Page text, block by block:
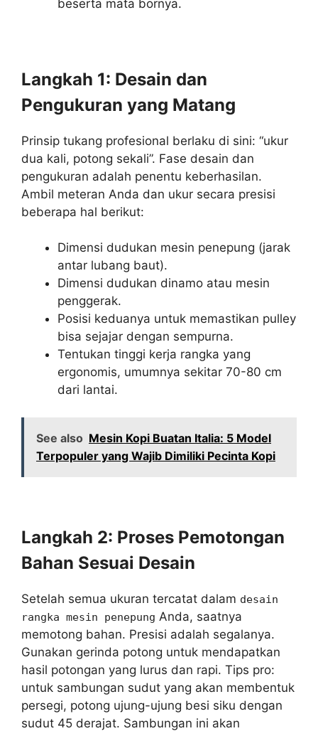
beserta mata bornya.
Langkah 1: Desain dan
Pengukuran yang Matang
Prinsip tukang profesional berlaku di sini: “ukur
dua kali, potong sekali”. Fase desain dan
pengukuran adalah penentu keberhasilan.
Ambil meteran Anda dan ukur secara presisi
beberapa hal berikut:
Dimensi dudukan mesin penepung (jarak
antar lubang baut).
Dimensi dudukan dinamo atau mesin
penggerak.
Posisi keduanya untuk memastikan pulley
bisa sejajar dengan sempurna.
Tentukan tinggi kerja rangka yang
ergonomis, umumnya sekitar 70-80 cm
dari lantai.
See also Mesin Kopi Buatan Italia: 5 Model
Terpopuler yang Wajib Dimiliki Pecinta Kopi
Langkah 2: Proses Pemotongan
Bahan Sesuai Desain
Setelah semua ukuran tercatat dalam desain
rangka mesin penepung Anda, saatnya
memotong bahan. Presisi adalah segalanya.
Gunakan gerinda potong untuk mendapatkan
hasil potongan yang lurus dan rapi. Tips pro:
untuk sambungan sudut yang akan membentuk
persegi, potong ujung-ujung besi siku dengan
sudut 45 derajat. Sambungan ini akan